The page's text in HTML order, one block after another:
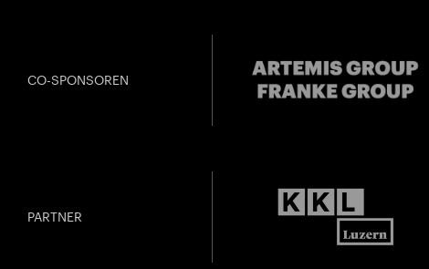
CO-SPONSOREN
PARTNER